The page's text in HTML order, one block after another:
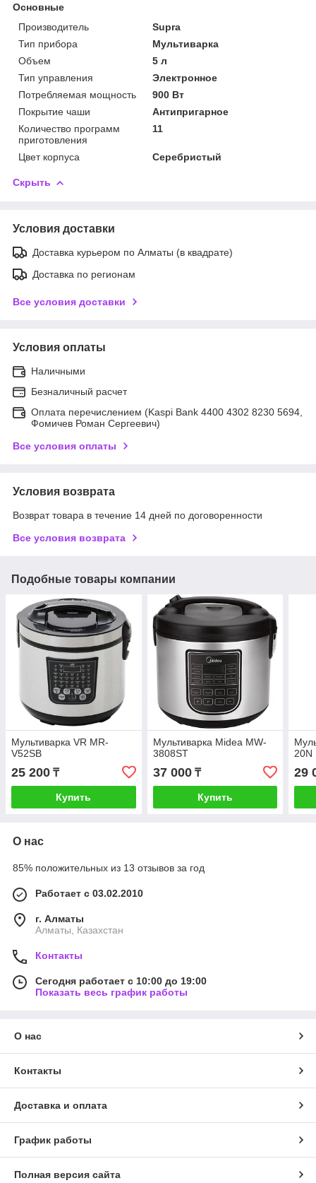
Основные
Производитель
Supra
Тип прибора
Мультиварка
Объем
5 л
Тип управления
Электронное
Потребляемая мощность
900 Вт
Покрытие чаши
Антипригарное
Количество программ
приготовления
11
Цвет корпуса Серебристый
Скрыть
Условия доставки
Доставка курьером по Алматы (в квадрате)
Доставка по регионам
Все условия доставки
Условия оплаты
Наличными
Безналичный расчет
Оплата перечислением (Kaspi Bank 4400 4302 8230 5694,
Фомичев Роман Сергеевич)
Все условия оплаты
Условия возврата
Возврат товара в течение 14 дней по договоренности
Все условия возврата
Подобные товары компании
Мультиварка VR MR-
V52SB
25 200 ₸
Купить
Мультиварка Midea MW-
3808ST
37 000₸
Купить
20N
29
О нас
85% положительных из 13 отзывов за год
Работает с 03.02.2010
г. Алматы
Алматы, Казахстан
Контакты
Сегодня работает с 10:00 до 19:00
Показать весь график работы
О нас
Контакты
Доставка и оплата
График работы
Полная версия сайта